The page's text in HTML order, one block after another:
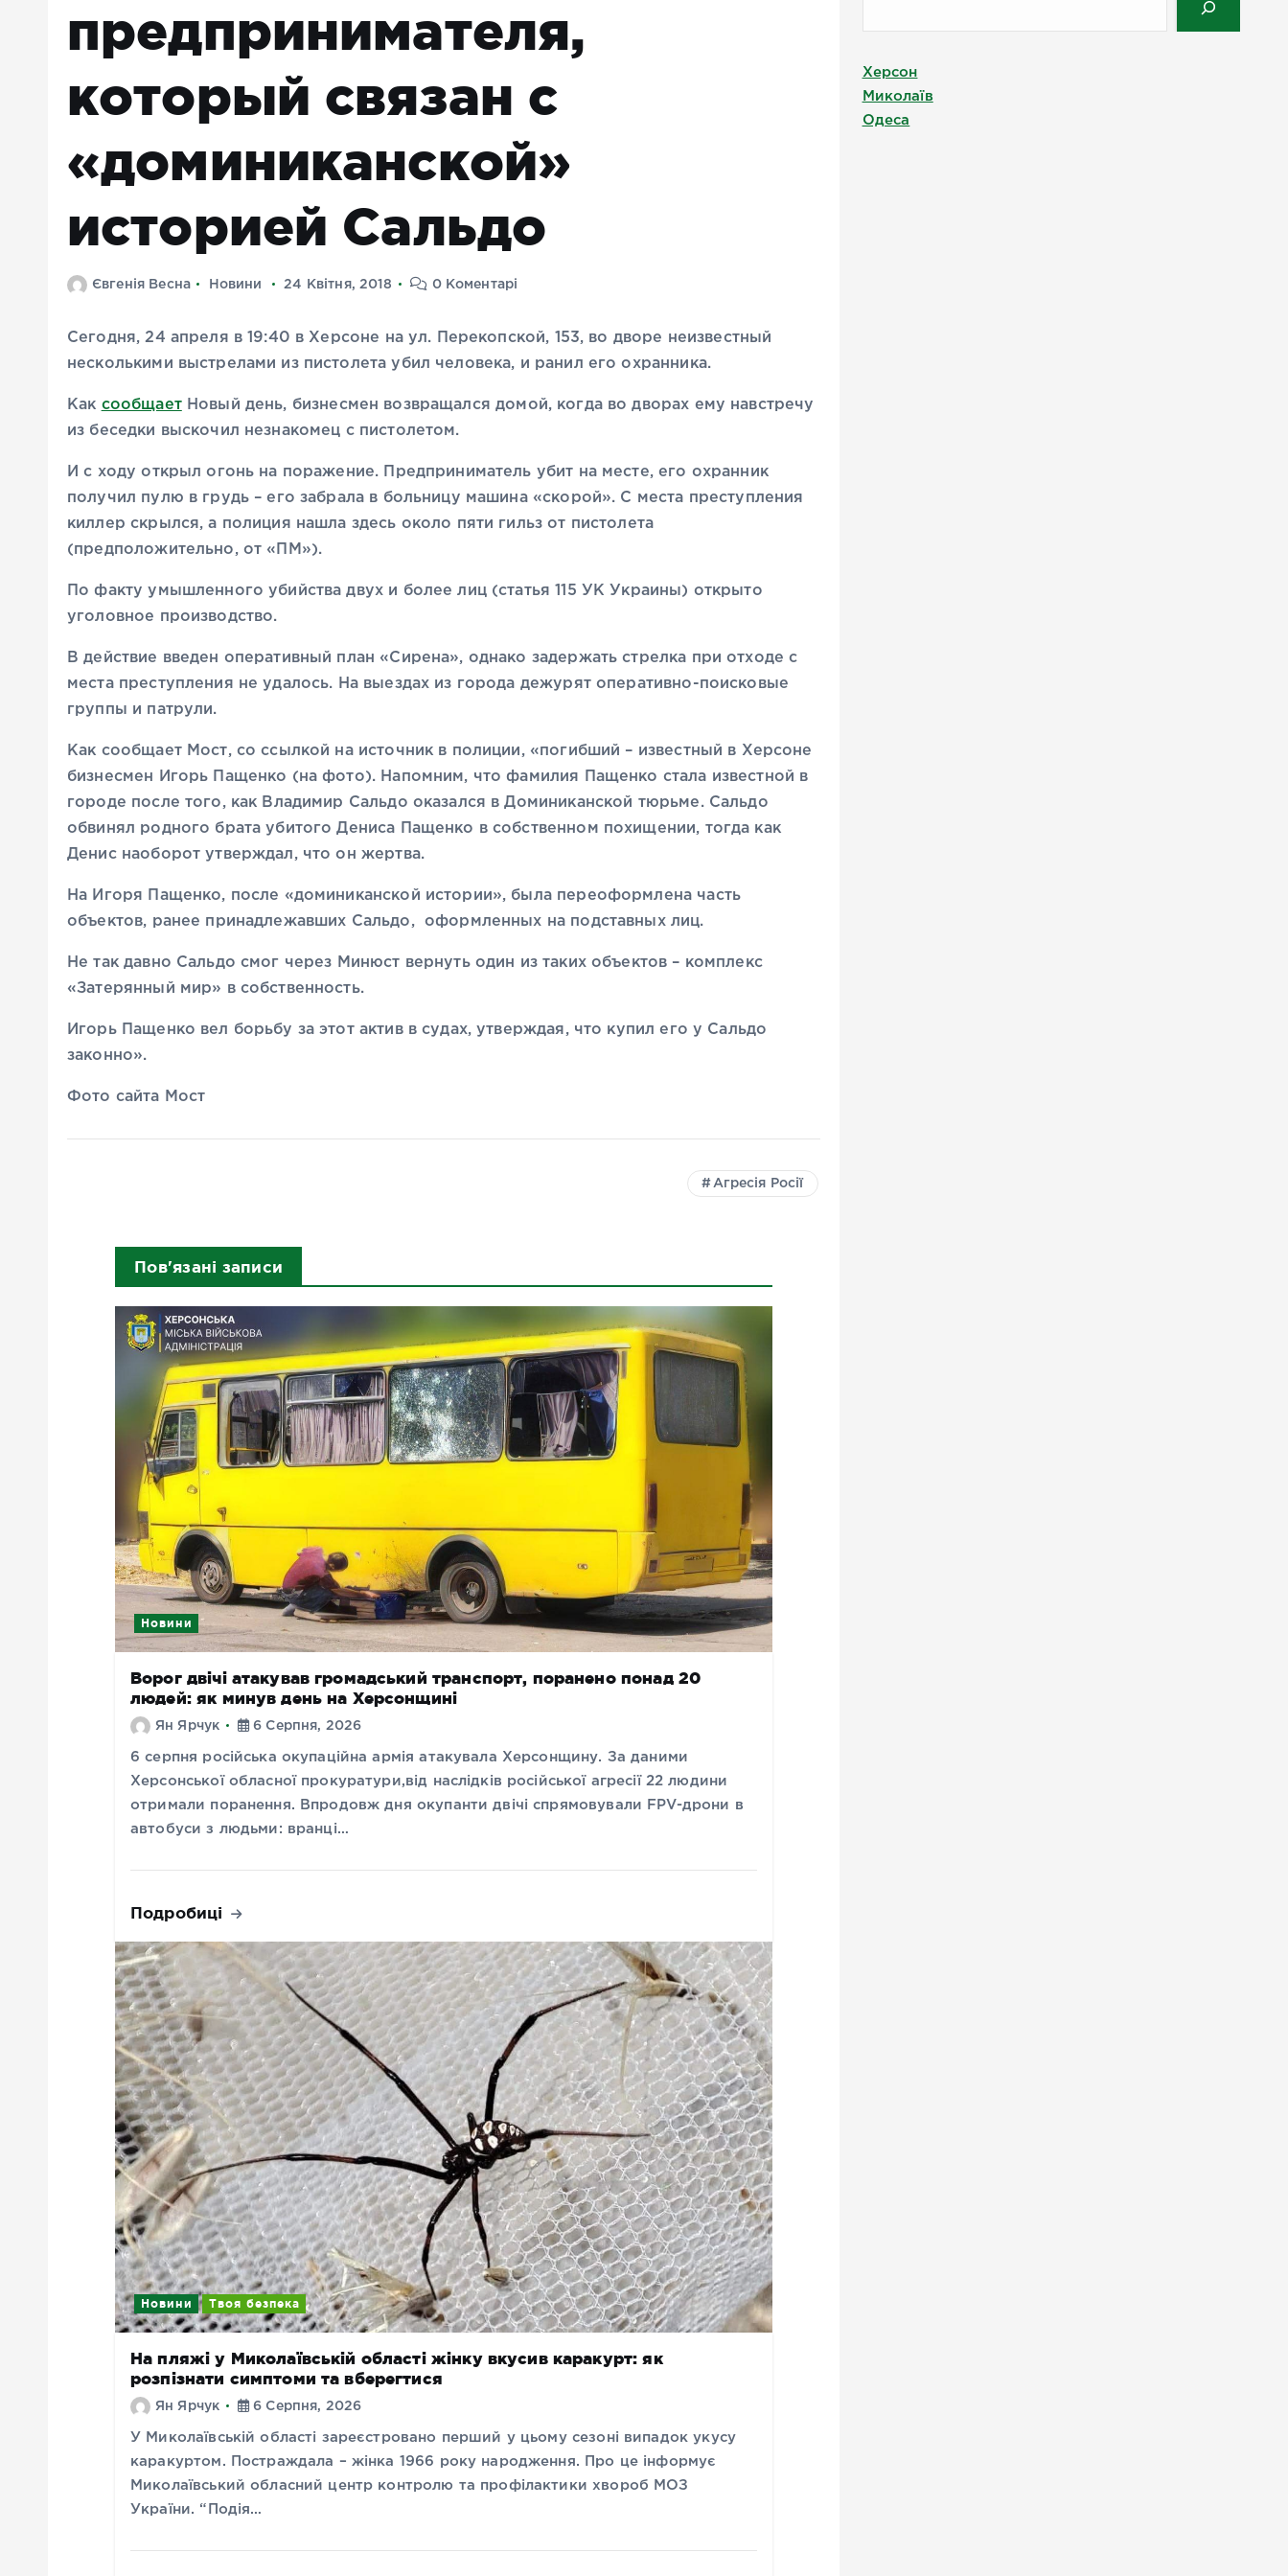
предпринимателя,
который связан с
«доминиканской»
историей Сальдо
Євгенія Весна Новини 24 Квітня, 2018 0 Коментарі
Сегодня, 24 апреля в 19:40 в Херсоне на ул. Перекопской, 153, во дворе неизвестный
несколькими выстрелами из пистолета убил человека, и ранил его охранника.
Как сообщаетНовый день, бизнесмен возвращался домой, когда во дворах ему навстречу
из беседки выскочил незнакомец с пистолетом.
И с ходу открыл огонь на поражение. Предприниматель убит на месте, его охранник
получил пулю в грудь – его забрала в больницу машина «скорой». С места преступления
киллер скрылся, а полиция нашла здесь около пяти гильз от пистолета
(предположительно, от «ПМ»).
По факту умышленного убийства двух и более лиц (статья 115 УК Украины) открыто
уголовное производство.
В действие введен оперативный план «Сирена», однако задержать стрелка при отходе с
места преступления не удалось. На выездах из города дежурят оперативно-поисковые
группы и патрули.
Как сообщает Мост, со ссылкой на источник в полиции, «погибший – известный в Херсоне
бизнесмен Игорь Пащенко (на фото). Напомним, что фамилия Пащенко стала известной в
городе после того, как Владимир Сальдо оказался в Доминиканской тюрьме. Сальдо
обвинял родного брата убитого Дениса Пащенко в собственном похищении, тогда как
Денис наоборот утверждал, что он жертва.
На Игоря Пащенко, после «доминиканской истории», была переоформлена часть
объектов, ранее принадлежавших Сальдо, оформленных на подставных лиц.
Не так давно Сальдо смог через Минюст вернуть один из таких объектов – комплекс
«Затерянный мир» в собственность.
Игорь Пащенко вел борьбу за этот актив в судах, утверждая, что купил его у Сальдо
законно».
Фото сайта Мост
Агресія Росії
Пов'язані записи
Новини
Ворог двічі атакував громадський транспорт, поранено понад 20
людей: як минув день на Херсонщині
Ян Ярчук 6 Серпня, 2026
6 серпня російська окупаційна армія атакувала Херсонщину. За даними
Херсонської обласної прокуратури,від наслідків російської агресії 22 людини
отримали поранення. Впродовж дня окупанти двічі спрямовували FPV-дрони в
автобуси з людьми: вранці…
Подробиці
Новини Твоя безпека
На пляжі у Миколаївській області жінку вкусив каракурт: як
розпізнати симптоми та вберегтися
Ян Ярчук 6 Серпня, 2026
У Миколаївській області зареєстровано перший у цьому сезоні випадок укусу
каракуртом. Постраждала – жінка 1966 року народження. Про це інформує
Миколаївський обласний центр контролю та профілактики хвороб МОЗ
України. “Подія…
Херсон
Миколаїв
Одеса